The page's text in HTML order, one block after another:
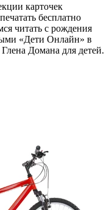
карточек
бесплатно
читать с рождения
«Дети Онлайн» в
Домана для детей.